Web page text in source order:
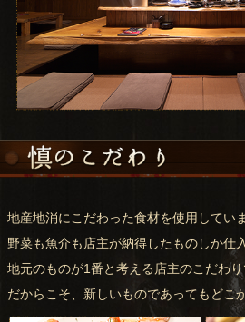
地産地消にこだわった食材を使用していま
野菜も魚介も店主が納得したものしか仕
地元のものが1番と考える店主のこだわり
だからこそ、新しいものであってもどこ